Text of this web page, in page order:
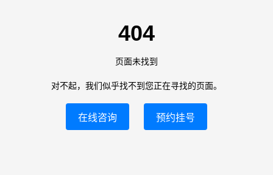
404
页面未找到
对不起，我们似乎找不到您正在寻找的页面。
在线咨询 预约挂号